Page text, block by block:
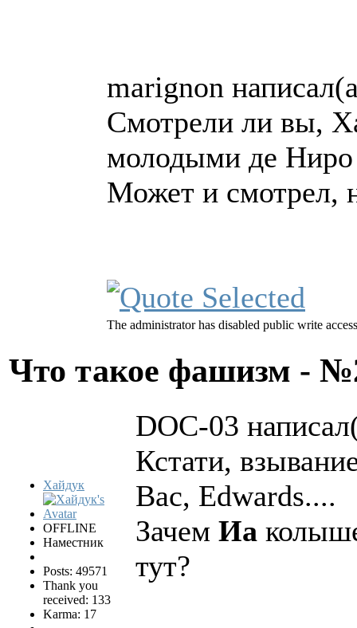
marignon
Смотрели ли вы,
молодыми де Ниро
Может и смотрел,
The administrator has disabled public write
Что такое фашизм -
Хайдук
OFFLINE
Наместник
Posts: 49571
Thank you
received: 133
Karma: 17
DOC-03
Кстати,
Вас, Edwards....
Зачем Иа
тут?